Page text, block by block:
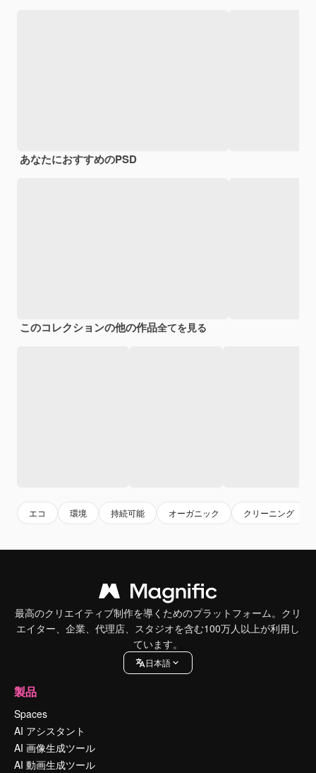
あなたにおすすめのPSD
このコレクションの他の作品全てを見る
エコ 環境 持続可能 オーガニック クリーニング
最高のクリエイティブ制作を導くためのプラットフォーム。クリ
エイター、企業、代理店、スタジオを含む100万人以上が利用し
ています。
日本語
製品
Spaces
AI アシスタント
AI 画像生成ツール
AI 動画生成ツール